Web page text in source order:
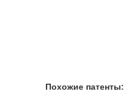
Похожие патенты: